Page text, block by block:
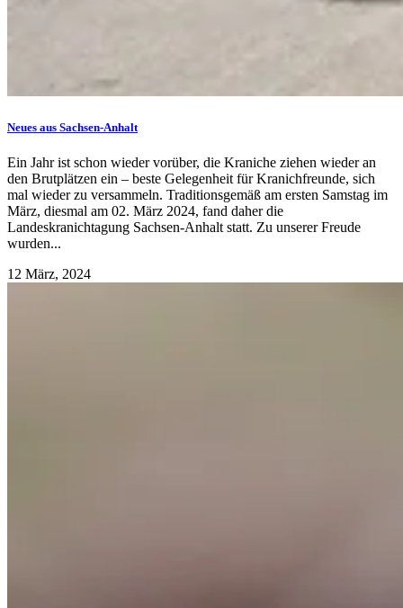
Neues aus Sachsen-Anhalt
Ein Jahr ist schon wieder vorüber, die Kraniche ziehen wieder an
den Brutplätzen ein – beste Gelegenheit für Kranichfreunde, sich
mal wieder zu versammeln. Traditionsgemäß am ersten Samstag im
März, diesmal am 02. März 2024, fand daher die
Landeskranichtagung Sachsen-Anhalt statt. Zu unserer Freude
wurden...
12 März, 2024